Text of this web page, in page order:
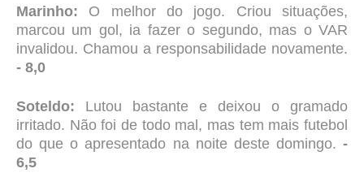
Marinho: O melhor do jogo. Criou situações,
marcou um gol, ia fazer o segundo, mas o VAR
invalidou. Chamou a responsabilidade novamente.
- 8,0
Soteldo: Lutou bastante e deixou o gramado
irritado. Não foi de todo mal, mas tem mais futebol
do que o apresentado na noite deste domingo. -
6,5